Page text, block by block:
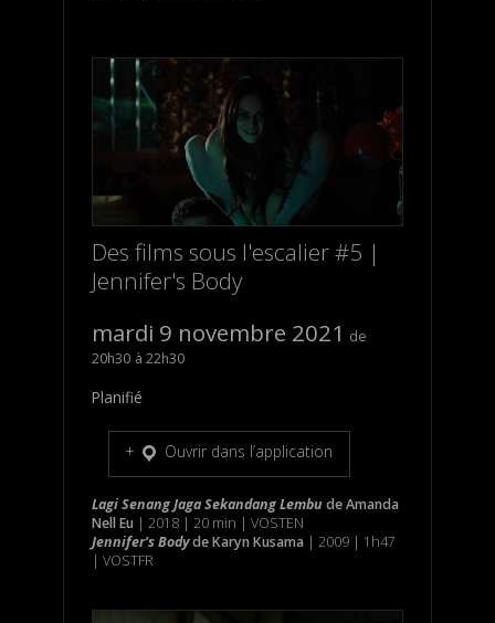
Des films sous l'escalier #5 |
Jennifer's Body
mardi 9 novembre 2021
20h30 22h30
Planifié
Ouvrir dans l’application
Lagi Senang Jaga Sekandang LembudeAmanda
Nell Eu | 2018 | 20 min | VOSTEN
Jennifer's BodydeKaryn Kusama | 2009 | 1h47
| VOSTFR